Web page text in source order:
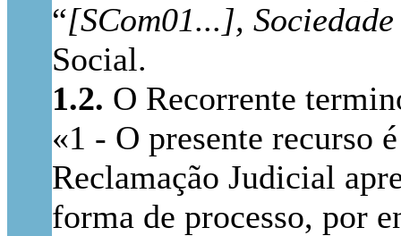
“[SCom01...],
Social.
1.2. O Recorrente
«1 - O presente recurso
Reclamação Judicial
forma de processo, por